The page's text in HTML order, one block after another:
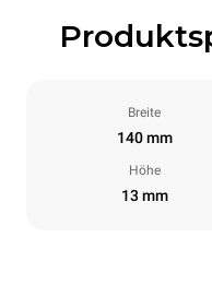
Breite
140 mm
Höhe
13 mm